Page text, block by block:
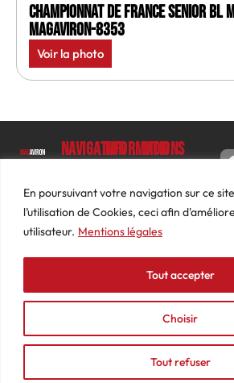
En poursuivant votre navigation sur ce
l’utilisation de Cookies, ceci afin
utilisateur. Mentions légales
Choisir
Tout refuser
Tout accepter
Championnat de France senior BL
MagAviron-8353
Voir la photo
Luc
Barbier
69640
74
87
contact@mediasaviron.fr
Navigation
Le
Magazine
Photos
Actualités
Podcasts
Informations
Conditions
générales
de ventes
Mentions
légales
Mon
Tableau
de bord
Commandes
Adresses
Détails
du
compte